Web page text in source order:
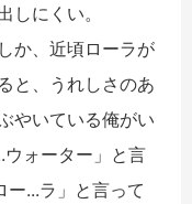
しにくい。
か、近頃ローラが
と、うれしさのあ
やいている俺がい
ウォーター」と言
ー...ラ」と言って